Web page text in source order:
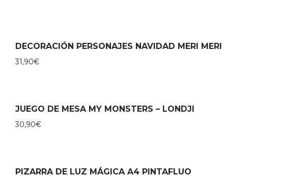
DECORACIÓN PERSONAJES NAVIDAD MERI MERI
31,90€
JUEGO DE MESA MY MONSTERS – LONDJI
30,90€
PIZARRA DE LUZ MÁGICA A4 PINTAFLUO